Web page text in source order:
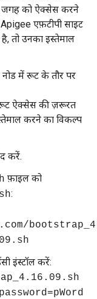
जगह को ऐक्सेस करने
एफ़टीपी साइट
तो उनका इस्तेमाल
में रूट के तौर पर
ऐक्सेस की ज़रूरत
करने का विकल्प
करें.
फ़ाइल को
:
इंस्टॉल करें: